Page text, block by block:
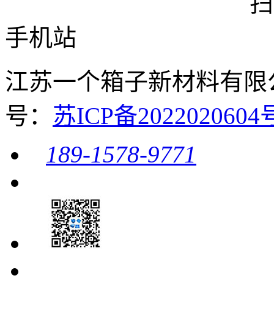
手机站
江苏一个箱子新材料有
号： 苏ICP备2022020604
189-1578-9771